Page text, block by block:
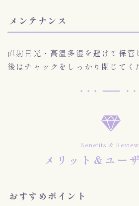
メンテナンス
直射日光・高温多湿を避けて保管
後はチャックをしっかり閉じてく
Benefits &
メリット&ユー
おすすめポイント